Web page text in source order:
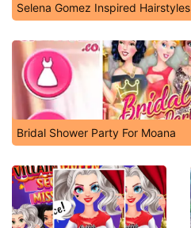
Selena Gomez Inspired Hairstyles
Bridal Shower Party For Moana